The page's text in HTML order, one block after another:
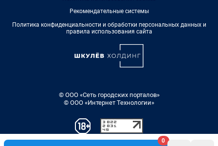
0
Рекомендательные системы
Политика конфиденциальности и обработки персональных данных и
правила использования сайта
© ООО «Сеть городских порталов»
© ООО «Интернет Технологии»